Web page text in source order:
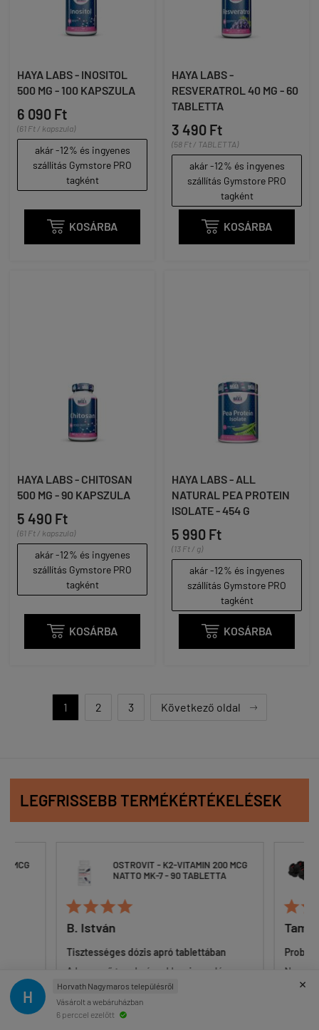
HAYA LABS - INOSITOL
500 MG - 100 KAPSZULA
6 090 Ft
(61 Ft / kapszula)
akár -12% és ingyenes
szállítás Gymstore PRO
tagként
 KOSÁRBA
HAYA LABS -
RESVERATROL 40 MG - 60
TABLETTA
3 490 Ft
(58 Ft / TABLETTA)
akár -12% és ingyenes
szállítás Gymstore PRO
tagként
 KOSÁRBA
HAYA LABS - CHITOSAN
500 MG - 90 KAPSZULA
5 490 Ft
(61 Ft / kapszula)
akár -12% és ingyenes
szállítás Gymstore PRO
tagként
 KOSÁRBA
HAYA LABS - ALL
NATURAL PEA PROTEIN
ISOLATE - 454 G
5 990 Ft
(13 Ft / g)
akár -12% és ingyenes
szállítás Gymstore PRO
tagként
 KOSÁRBA
1 2 3 Következő oldal 
LEGFRISSEBB TERMÉKÉRTÉKELÉSEK
MCG
OSTROVIT - K2-VITAMIN 200 MCG
NATTO MK-7 - 90 TABLETTA

B. István
Tisztességes dózis apró tablettában
A korszerű tanulmányokhoz igazodó
dózisú K2 tabletta, rendkívül versenyképes
áron. Egyes felhasználók számára a table...

Nem
×
H
Horvath Nagymaros településről
Vásárolt a webáruházban
6 perccel ezelőtt
